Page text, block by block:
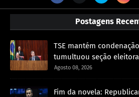
Postagens
TSE mantém
tumultuou seção
Agosto 08, 2026
Fim da novela: